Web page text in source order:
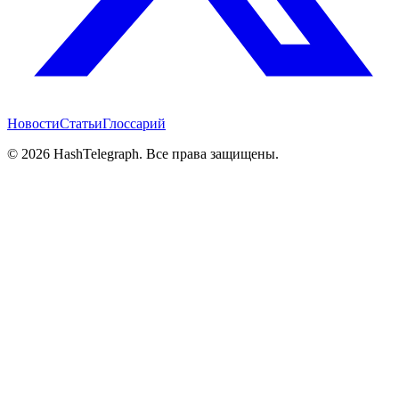
НовостиСтатьиГлоссарий
© 2026 HashTelegraph. Все права защищены.